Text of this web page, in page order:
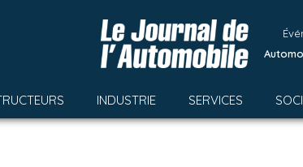
INDUSTRIE SERVICES